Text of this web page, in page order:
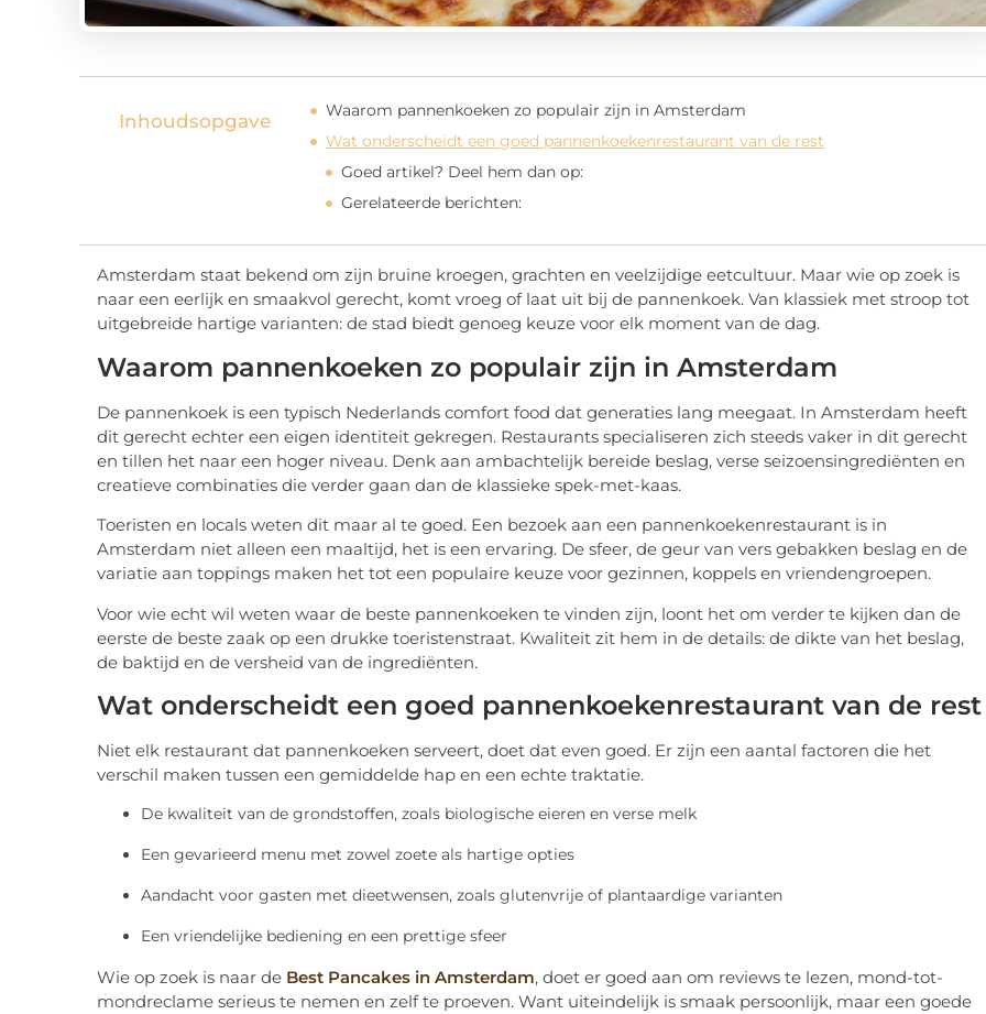
Inhoudsopgave
Waarom pannenkoeken zo populair zijn in Amsterdam
Wat onderscheidt een goed pannenkoekenrestaurant van de rest
Goed artikel? Deel hem dan op:
Gerelateerde berichten:
Amsterdam staat bekend om zijn bruine kroegen, grachten en veelzijdige eetcultuur. Maar wie op zoek is
naar een eerlijk en smaakvol gerecht, komt vroeg of laat uit bij de pannenkoek. Van klassiek met stroop tot
uitgebreide hartige varianten: de stad biedt genoeg keuze voor elk moment van de dag.
Waarom pannenkoeken zo populair zijn in Amsterdam
De pannenkoek is een typisch Nederlands comfort food dat generaties lang meegaat. In Amsterdam heeft
dit gerecht echter een eigen identiteit gekregen. Restaurants specialiseren zich steeds vaker in dit gerecht
en tillen het naar een hoger niveau. Denk aan ambachtelijk bereide beslag, verse seizoensingrediënten en
creatieve combinaties die verder gaan dan de klassieke spek-met-kaas.
Toeristen en locals weten dit maar al te goed. Een bezoek aan een pannenkoekenrestaurant is in
Amsterdam niet alleen een maaltijd, het is een ervaring. De sfeer, de geur van vers gebakken beslag en de
variatie aan toppings maken het tot een populaire keuze voor gezinnen, koppels en vriendengroepen.
Voor wie echt wil weten waar de beste pannenkoeken te vinden zijn, loont het om verder te kijken dan de
eerste de beste zaak op een drukke toeristenstraat. Kwaliteit zit hem in de details: de dikte van het beslag,
de baktijd en de versheid van de ingrediënten.
Wat onderscheidt een goed pannenkoekenrestaurant van de rest
Niet elk restaurant dat pannenkoeken serveert, doet dat even goed. Er zijn een aantal factoren die het
verschil maken tussen een gemiddelde hap en een echte traktatie.
De kwaliteit van de grondstoffen, zoals biologische eieren en verse melk
Een gevarieerd menu met zowel zoete als hartige opties
Aandacht voor gasten met dieetwensen, zoals glutenvrije of plantaardige varianten
Een vriendelijke bediening en een prettige sfeer
Wie op zoek is naar de Best Pancakes in Amsterdam, doet er goed aan om reviews te lezen, mond-tot-
mondreclame serieus te nemen en zelf te proeven. Want uiteindelijk is smaak persoonlijk, maar een goede